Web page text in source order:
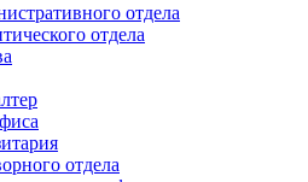
отдела
отдела
отдела